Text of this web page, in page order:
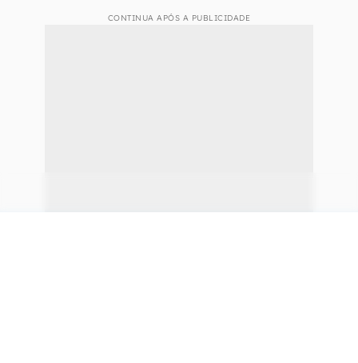
CONTINUA APÓS A PUBLICIDADE